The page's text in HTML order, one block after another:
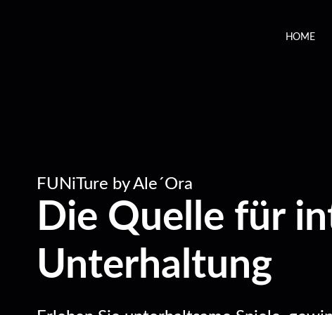
HOME
FUNiTure by Ale´Ora
Die Quelle für
Unterhaltung